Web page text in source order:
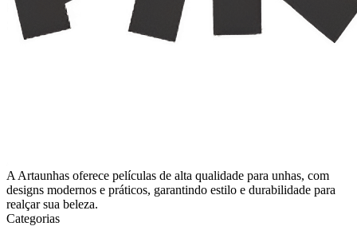
A Artaunhas oferece películas de alta qualidade para unhas, com
designs modernos e práticos, garantindo estilo e durabilidade para
realçar sua beleza.
Categorias